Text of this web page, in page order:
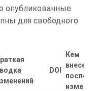
опубликованные
для свободного
DOI
Кем
внесены